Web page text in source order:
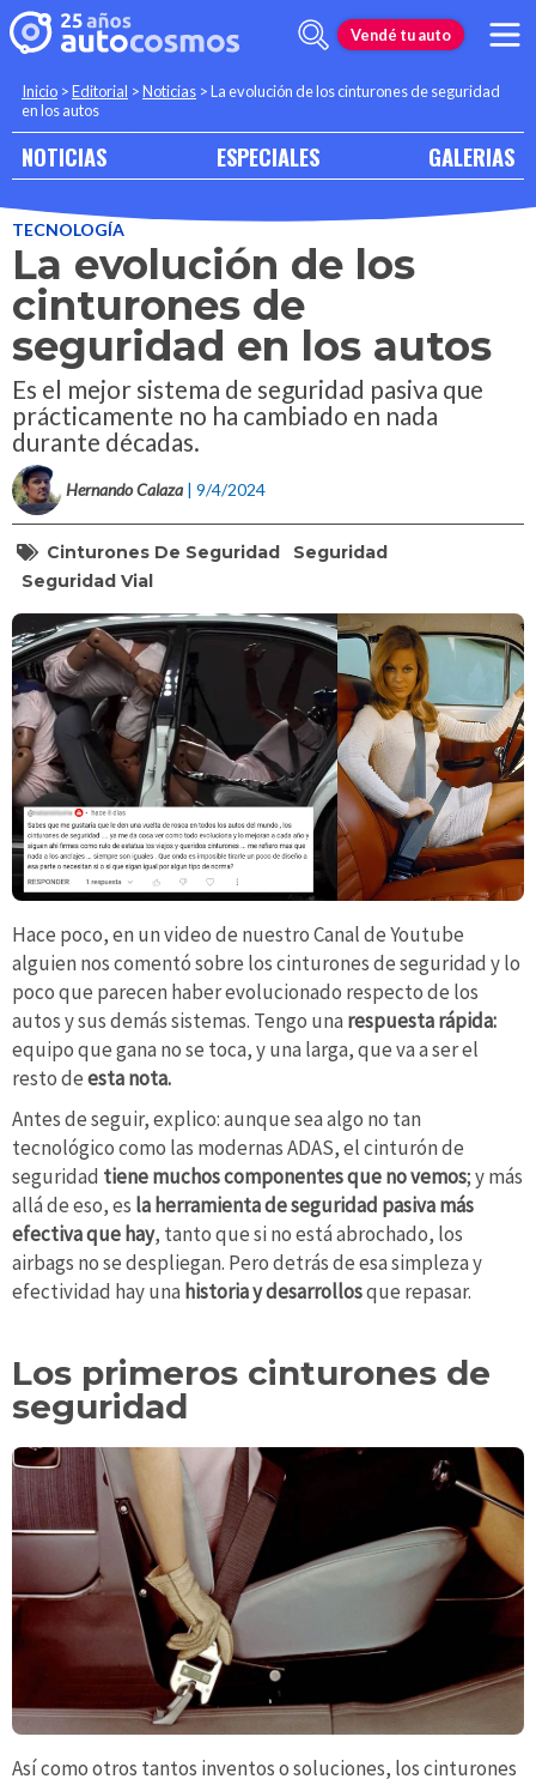
Vendé tu auto
Inicio >Editorial >Noticias >La evolución de los cinturones de seguridad
en los autos
NOTICIAS ESPECIALES GALERIAS
TECNOLOGÍA
La evolución de los
cinturones de
seguridad en los autos
Es el mejor sistema de seguridad pasiva que
prácticamente no ha cambiado en nada
durante décadas.
Hernando Calaza | 9/4/2024
Cinturones De Seguridad
Seguridad
Seguridad Vial
Hace poco, en un video de nuestro Canal de Youtube
alguien nos comentó sobre los cinturones de seguridad y lo
poco que parecen haber evolucionado respecto de los
autos y sus demás sistemas. Tengo una respuesta rápida:
equipo que gana no se toca, y una larga, que va a ser el
resto deesta nota.
Antes de seguir, explico: aunque sea algo no tan
tecnológico como las modernas ADAS, el cinturón de
seguridad tiene muchos componentes que no vemos; y más
allá de eso, es la herramienta de seguridad pasiva más
efectiva que hay, tanto que si no está abrochado, los
airbags no se despliegan. Pero detrás de esa simpleza y
efectividad hay una historia y desarrollosque repasar.
Los primeros cinturones de
seguridad
Así como otros tantos inventos o soluciones, los cinturones